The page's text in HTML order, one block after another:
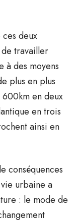
deux
travailler
à des moyens
plus en plus
en deux
en trois
ainsi en
conséquences
urbaine a
: le mode de